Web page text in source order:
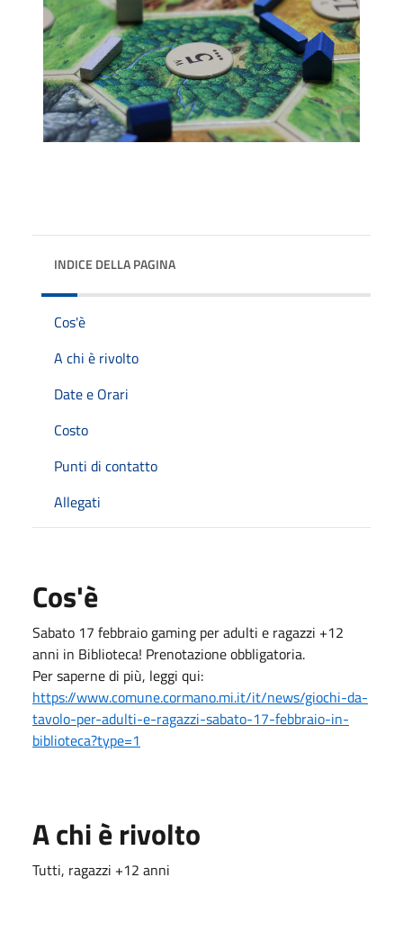
INDICE DELLA PAGINA
Cos'è
A chi è rivolto
Date e Orari
Costo
Punti di contatto
Allegati
Cos'è
Sabato 17 febbraio gaming per adulti e ragazzi +12
anni in Biblioteca! Prenotazione obbligatoria.
Per saperne di più, leggi qui:
https://www.comune.cormano.mi.it/it/news/giochi-da-
tavolo-per-adulti-e-ragazzi-sabato-17-febbraio-in-
biblioteca?type=1
A chi è rivolto
Tutti, ragazzi +12 anni